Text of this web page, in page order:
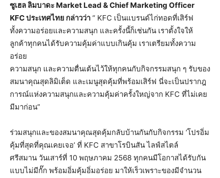
ซูเฮลลิมบาดะ Market Lead & Chief Marketing Officer
KFCประเทศไทย กล่าวว่า “ KFC เป็นแบรนด์ไก่ทอดที่เสิร์ฟ
ทั้งความอร่อยและความสนุก และครั้งนี้ก็เช่นกัน เราตั้งใจให้
ลูกค้าทุกคนได้รับความคุ้มค่าแบบเกินคุ้ม เราเตรียมทั้งความ
อร่อย
ความสนุก และความตื่นเต้นไว้ให้ทุกคนกับกิจกรรมสนุก ๆ รับของ
สมนาคุณสุดลิมิเต็ด และเมนูสุดคุ้มที่พร้อมเสิร์ฟ นี่จะเป็นปรากฎ
การณ์แห่งความสนุกและความคุ้มค่าครั้งใหญ่จาก KFC ที่ไม่เคย
มีมาก่อน”
ร่วมสนุกและของสมนาคุณสุดคุ้มกลับบ้านกันกับกิจกรรม ‘โปรอิ่ม
คุ้มที่สุดที่คุณเคยเจอ’ ที่ KFC สาขาโรบินสัน ไลฟ์สไตล์
ศรีสมาน วันเสาร์ที่ 10 พฤษภาคม 2568 ทุกคนมีโอกาสได้รับกัน
แบบไม่มีกั๊ก พร้อมอิ่มคุ้มอิ่มอร่อย มาให้เร็วเพราะของมีจำนวน